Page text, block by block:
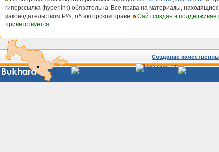
гиперссылка (hyperlink) обязательна. Все права на материалы,
законодательством РУз, об авторском праве.
Сайт создан и
приветствуется.
Создание
Сайты
Узбекистана